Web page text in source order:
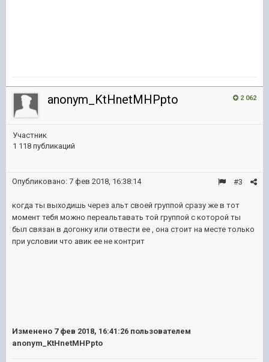
2 062
anonym_KtHnetMHPpto
Участник
1 118 публикаций
#3
Опубликовано: 7 фев 2018, 16:38:14
когда ты выходишь через альт своей группой сразу же в тот
момент тебя можно переальтавать той группой с которой ты
был связан в догонку или отвести ее , она стоит на месте только
при условии что авик ее не контрит
Изменено 7 фев 2018, 16:41:26 пользователем
anonym_KtHnetMHPpto